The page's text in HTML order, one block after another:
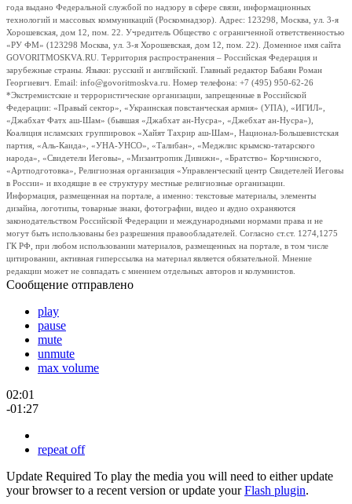
года выдано Федеральной службой по надзору в сфере связи, информационных
технологий и массовых коммуникаций (Роскомнадзор). Адрес: 123298, Москва, ул. 3-я
Хорошевская, дом 12, пом. 22. Учредитель Общество с ограниченной ответственностью
«РУ ФМ» (123298 Москва, ул. 3-я Хорошевская, дом 12, пом. 22). Доменное имя сайта
GOVORITMOSKVA.RU. Территория распространения – Российская Федерация и
зарубежные страны. Языки: русский и английский. Главный редактор Бабаян Роман
Георгиевич. Email: info@govoritmoskva.ru. Номер телефона: +7 (495) 950-62-26
*Экстремистские и террористические организации, запрещенные в Российской
Федерации: «Правый сектор», «Украинская повстанческая армия» (УПА), «ИГИЛ»,
«Джабхат Фатх аш-Шам» (бывшая «Джабхат ан-Нусра», «Джебхат ан-Нусра»),
Коалиция исламских группировок «Хайят Тахрир аш-Шам», Национал-Большевистская
партия, «Аль-Каида», «УНА-УНСО», «Талибан», «Меджлис крымско-татарского
народа», «Свидетели Иеговы», «Мизантропик Дивижн», «Братство» Корчинского,
«Артподготовка», Религиозная организация «Управленческий центр Свидетелей Иеговы
в России» и входящие в ее структуру местные религиозные организации.
Информация, размещенная на портале, а именно: текстовые материалы, элементы
дизайна, логотипы, товарные знаки, фотографии, видео и аудио охраняются
законодательством Российской Федерации и международными нормами права и не
могут быть использованы без разрешения правообладателей. Согласно ст.ст. 1274,1275
ГК РФ, при любом использовании материалов, размещенных на портале, в том числе
цитировании, активная гиперссылка на материал является обязательной. Мнение
редакции может не совпадать с мнением отдельных авторов и колумнистов.
Сообщение отправлено
play
pause
mute
unmute
max volume
02:01
-01:27
repeat off
Update Required To play the media you will need to either update
your browser to a recent version or update yourFlash plugin.